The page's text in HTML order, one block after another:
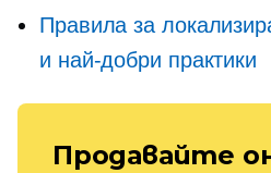
Правила за
и най-добри практики
Продавайте